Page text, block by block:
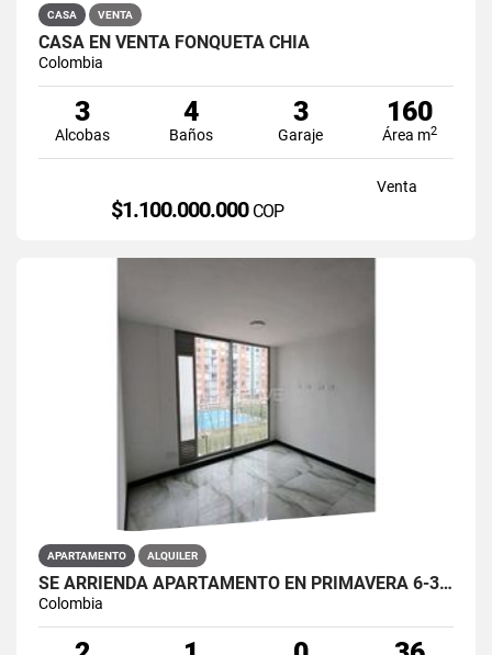
CASA VENTA
CASA EN VENTA FONQUETÁ CHÍA
Colombia
3
Alcobas
4
Baños
3
Garaje
160
Área m2
Venta
$1.100.000.000 COP
APARTAMENTO ALQUILER
SE ARRIENDA APARTAMENTO EN PRIMAVERA 6-39 ET 2 PISO 3 PARS ESTRENAR
Colombia